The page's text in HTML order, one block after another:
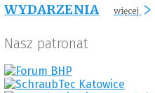
WYDARZENIA więcej
Nasz patronat